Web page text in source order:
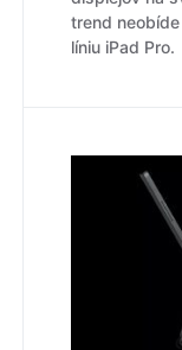
trend
líniu iPad Pro.